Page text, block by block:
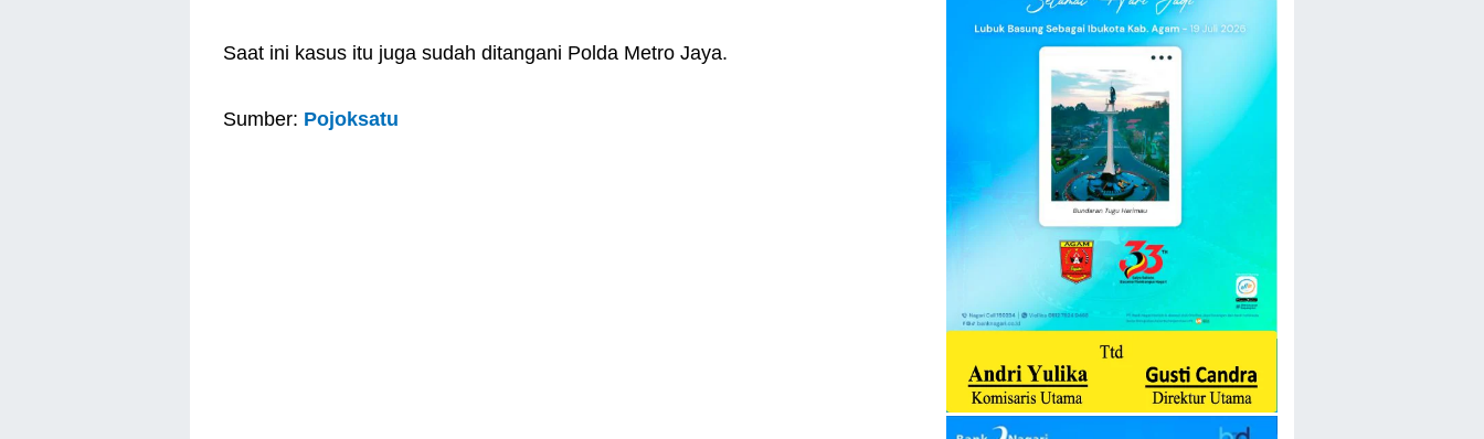
Saat ini kasus itu juga sudah ditangani Polda Metro Jaya.
Sumber: Pojoksatu